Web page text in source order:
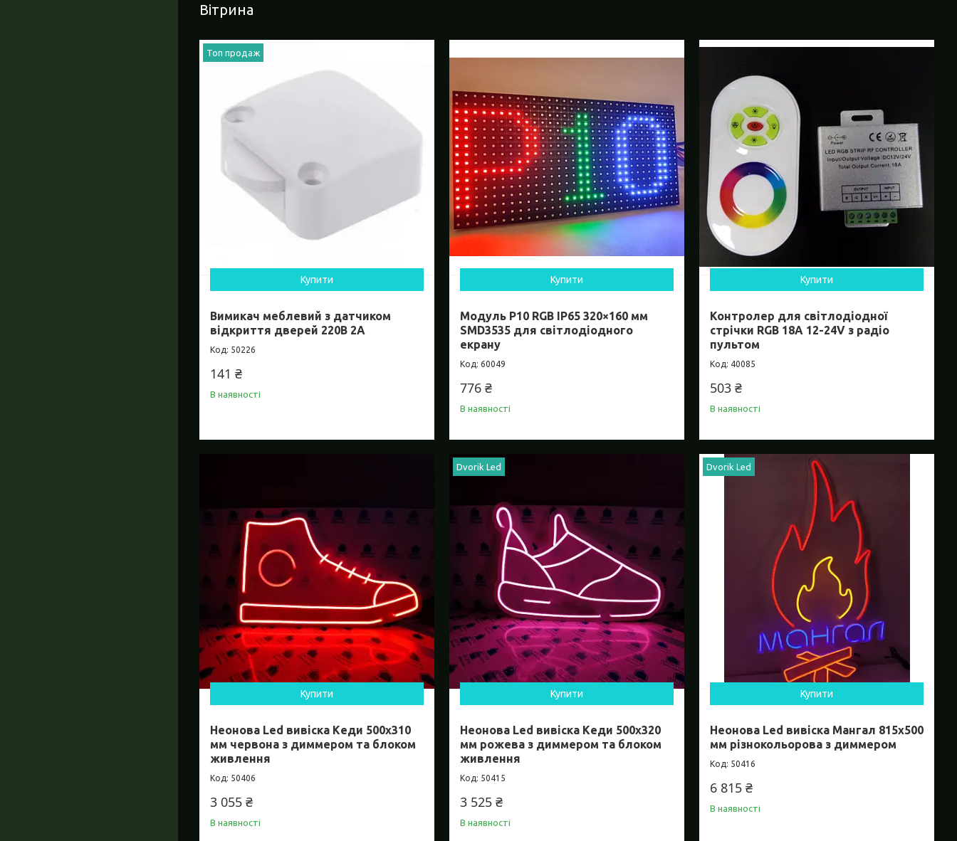
Вітрина
Топ продаж
Купити
Вимикач меблевий з датчиком
відкриття дверей 220В 2А
50226
141 ₴
В наявності
Купити
Модуль P10 RGB IP65 320×160 мм
SMD3535 для світлодіодного
екрану
60049
776 ₴
В наявності
Купити
Контролер для світлодіодної
стрічки RGB 18А 12-24V з радіо
пультом
40085
503 ₴
В наявності
Купити
Неонова Led вивіска Кеди 500х310
мм червона з диммером та блоком
живлення
50406
3 055 ₴
В наявності
Dvorik Led
Купити
Неонова Led вивіска Кеди 500х320
мм рожева з диммером та блоком
живлення
50415
3 525 ₴
В наявності
Dvorik Led
Купити
Неонова Led вивіска Мангал 815х500
мм різнокольорова з диммером
50416
6 815 ₴
В наявності